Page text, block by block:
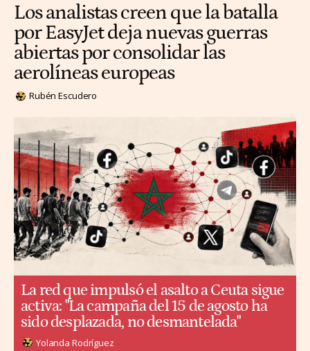
Los analistas creen que la batalla
por EasyJet deja nuevas guerras
abiertas por consolidar las
aerolíneas europeas
Rubén Escudero
La red que impulsó el asalto a Ceuta sigue
activa: "La campaña del 15 de agosto ha
sido desplazada, no desmantelada"
Yolanda Rodríguez